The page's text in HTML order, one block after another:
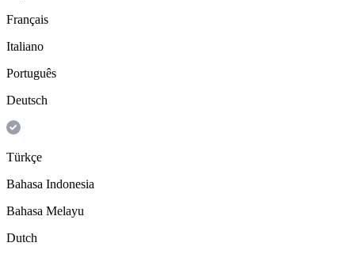
Français
Italiano
Português
Deutsch
Türkçe
Bahasa Indonesia
Bahasa Melayu
Dutch